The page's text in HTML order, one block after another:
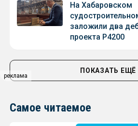
реклама
На Хабаровском
заложили два
проекта Р4200
ПОКАЗАТЬ ЕЩЁ
Самое читаемое